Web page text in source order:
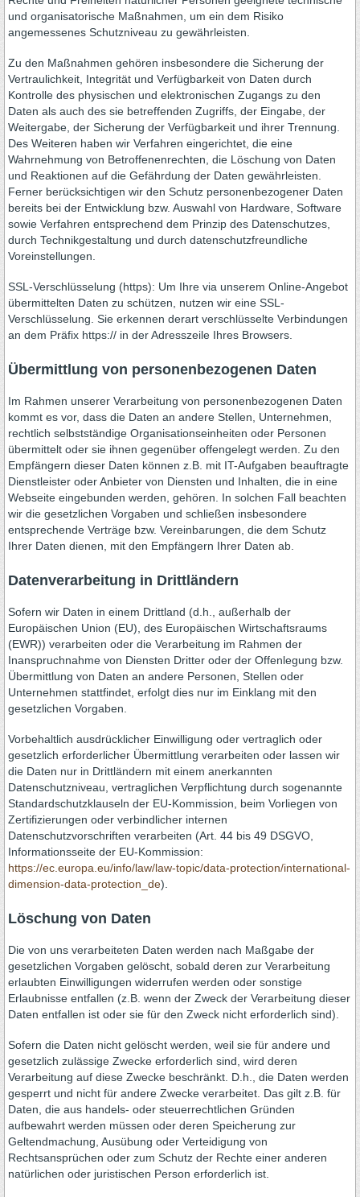
und organisatorische Maßnahmen, um ein dem Risiko
angemessenes Schutzniveau zu gewährleisten.
Zu den Maßnahmen gehören insbesondere die Sicherung der
Vertraulichkeit, Integrität und Verfügbarkeit von Daten durch
Kontrolle des physischen und elektronischen Zugangs zu den
Daten als auch des sie betreffenden Zugriffs, der Eingabe, der
Weitergabe, der Sicherung der Verfügbarkeit und ihrer Trennung.
Des Weiteren haben wir Verfahren eingerichtet, die eine
Wahrnehmung von Betroffenenrechten, die Löschung von Daten
und Reaktionen auf die Gefährdung der Daten gewährleisten.
Ferner berücksichtigen wir den Schutz personenbezogener Daten
bereits bei der Entwicklung bzw. Auswahl von Hardware, Software
sowie Verfahren entsprechend dem Prinzip des Datenschutzes,
durch Technikgestaltung und durch datenschutzfreundliche
Voreinstellungen.
SSL-Verschlüsselung (https): Um Ihre via unserem Online-Angebot
übermittelten Daten zu schützen, nutzen wir eine SSL-
Verschlüsselung. Sie erkennen derart verschlüsselte Verbindungen
an dem Präfix https:// in der Adresszeile Ihres Browsers.
Übermittlung von personenbezogenen Daten
Im Rahmen unserer Verarbeitung von personenbezogenen Daten
kommt es vor, dass die Daten an andere Stellen, Unternehmen,
rechtlich selbstständige Organisationseinheiten oder Personen
übermittelt oder sie ihnen gegenüber offengelegt werden. Zu den
Empfängern dieser Daten können z.B. mit IT-Aufgaben beauftragte
Dienstleister oder Anbieter von Diensten und Inhalten, die in eine
Webseite eingebunden werden, gehören. In solchen Fall beachten
wir die gesetzlichen Vorgaben und schließen insbesondere
entsprechende Verträge bzw. Vereinbarungen, die dem Schutz
Ihrer Daten dienen, mit den Empfängern Ihrer Daten ab.
Datenverarbeitung in Drittländern
Sofern wir Daten in einem Drittland (d.h., außerhalb der
Europäischen Union (EU), des Europäischen Wirtschaftsraums
(EWR)) verarbeiten oder die Verarbeitung im Rahmen der
Inanspruchnahme von Diensten Dritter oder der Offenlegung bzw.
Übermittlung von Daten an andere Personen, Stellen oder
Unternehmen stattfindet, erfolgt dies nur im Einklang mit den
gesetzlichen Vorgaben.
Vorbehaltlich ausdrücklicher Einwilligung oder vertraglich oder
gesetzlich erforderlicher Übermittlung verarbeiten oder lassen wir
die Daten nur in Drittländern mit einem anerkannten
Datenschutzniveau, vertraglichen Verpflichtung durch sogenannte
Standardschutzklauseln der EU-Kommission, beim Vorliegen von
Zertifizierungen oder verbindlicher internen
Datenschutzvorschriften verarbeiten (Art. 44 bis 49 DSGVO,
Informationsseite der EU-Kommission:
https://ec.europa.eu/info/law/law-topic/data-protection/international-
dimension-data-protection_de).
Löschung von Daten
Die von uns verarbeiteten Daten werden nach Maßgabe der
gesetzlichen Vorgaben gelöscht, sobald deren zur Verarbeitung
erlaubten Einwilligungen widerrufen werden oder sonstige
Erlaubnisse entfallen (z.B. wenn der Zweck der Verarbeitung dieser
Daten entfallen ist oder sie für den Zweck nicht erforderlich sind).
Sofern die Daten nicht gelöscht werden, weil sie für andere und
gesetzlich zulässige Zwecke erforderlich sind, wird deren
Verarbeitung auf diese Zwecke beschränkt. D.h., die Daten werden
gesperrt und nicht für andere Zwecke verarbeitet. Das gilt z.B. für
Daten, die aus handels- oder steuerrechtlichen Gründen
aufbewahrt werden müssen oder deren Speicherung zur
Geltendmachung, Ausübung oder Verteidigung von
Rechtsansprüchen oder zum Schutz der Rechte einer anderen
natürlichen oder juristischen Person erforderlich ist.